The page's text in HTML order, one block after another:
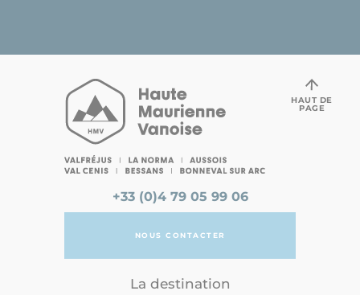
+33 (0)4 79 05 99 06
NOUS CONTACTER
La destination
HAUT DE
PAGE